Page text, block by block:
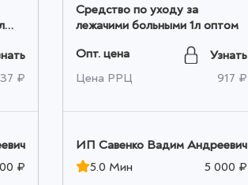
₽
₽
Средство по уходу за
лежачими больными 1л оптом
Опт. цена
Узнать
Цена РРЦ
917 ₽
ИП Савенко Вадим Андреевич
5.0 Мин
5 000 ₽